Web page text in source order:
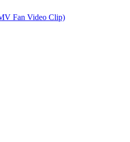
Fan Video Clip)